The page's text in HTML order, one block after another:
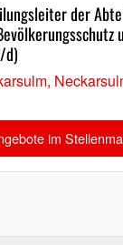
der
d)
im